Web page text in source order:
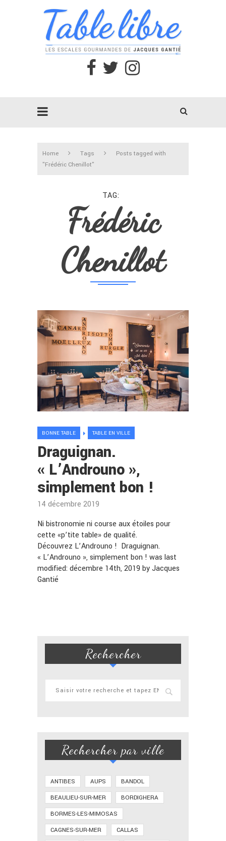
Home Tags
Posts tagged with
"Frédéric Chenillot"
TAG
Frédéric
Chenillot
BONNE TABLE TABLE EN VILLE
Draguignan.
« L’Androuno »,
simplement bon !
14 décembre 2019
Ni bistronomie ni course aux étoiles pour
cette «p’tite table» de qualité.
Découvrez L’Androuno ! Draguignan.
« L’Androuno », simplement bon ! was last
modified: décembre 14th, 2019 by Jacques
Gantié
Rechercher
Rechercher par ville
ANTIBES AUPS
BANDOL
BEAULIEU-SUR-MER
BORDIGHERA
BORMES-LES-MIMOSAS
CAGNES-SUR-MER
CALLAS